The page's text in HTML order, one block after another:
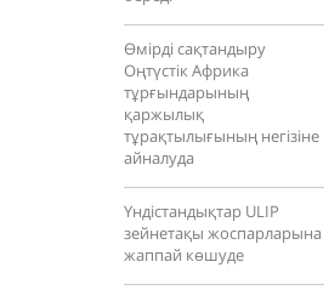
Өмірді сақтандыру
Оңтүстік Африка
тұрғындарының
қаржылық
тұрақтылығының негізіне
айналуда
Үндістандықтар ULIP
зейнетақы жоспарларына
жаппай көшуде